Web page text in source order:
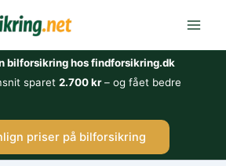
bilforsikring hos findforsikring.dk
sparet 2.700 kr– og fået bedre
priser på bilforsikring